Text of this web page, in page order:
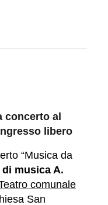
concerto al
libero
“Musica da
musica A.
comunale
San